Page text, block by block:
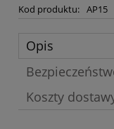
Kod produktu: AP15
Opis
Koszty
Cena nie zawiera